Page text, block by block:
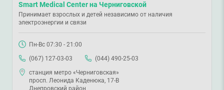
Smart Medical Center на Черниговской
Принимает взрослых и детей независимо от наличия
электроэнергии и связи
Пн-Вс 07:30 - 21:00
(067) 127-03-03
(044) 490-25-03
станция метро «Черниговская»
просп. Леонида Каденюка, 17-В
Днепровский район